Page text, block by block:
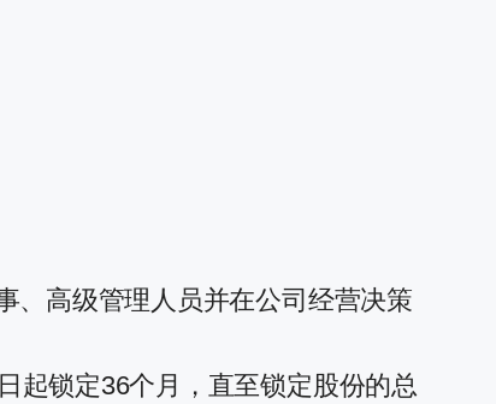
、高级管理人员并在公司经营决策
起锁定36个月，直至锁定股份的总